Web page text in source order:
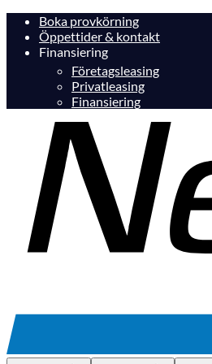
Boka provkörning
Öppettider & kontakt
Finansiering
Företagsleasing
Privatleasing
Finansiering